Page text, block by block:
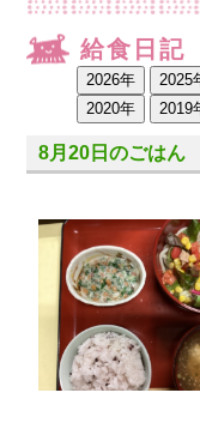
給食日記
8月20日のごはん